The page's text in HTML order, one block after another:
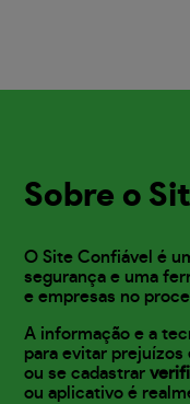
Sobre o
O Site Confiável é
segurança e uma
e empresas no
A informação e a
para evitar prejuízos
ou se cadastrar
ou aplicativo é